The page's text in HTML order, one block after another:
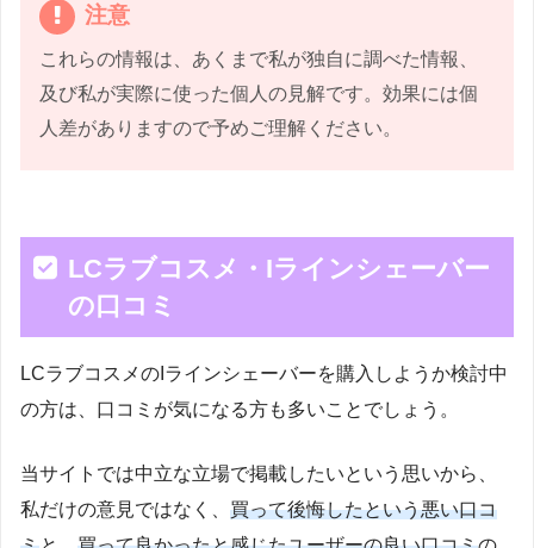
注意
これらの情報は、あくまで私が独自に調べた情報、
及び私が実際に使った個人の見解です。効果には個
人差がありますので予めご理解ください。
LCラブコスメ・Iラインシェーバー
の口コミ
LCラブコスメのIラインシェーバーを購入しようか検討中
の方は、口コミが気になる方も多いことでしょう。
当サイトでは中立な立場で掲載したいという思いから、
私だけの意見ではなく、 買って後悔したという悪い口コ